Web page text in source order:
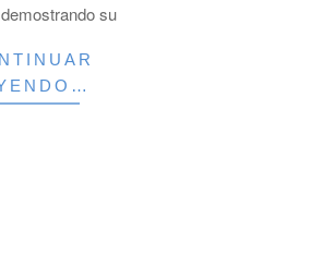
su